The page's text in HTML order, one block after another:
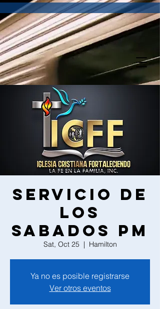
Servicio de
los
Sabados PM
Sat, Oct 25
  |
Hamilton
Ya no es posible registrarse
Ver otros eventos